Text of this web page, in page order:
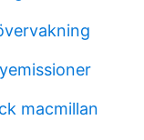
macmillan